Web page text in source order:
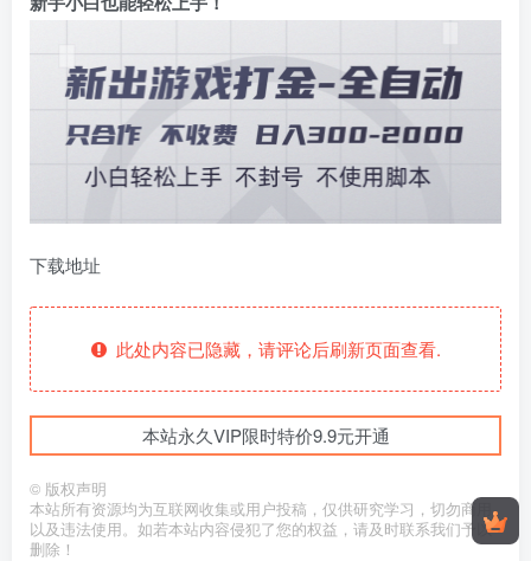
下载地址
此处内容已隐藏，请评论后刷新页面查看.
本站永久VIP限时特价9.9元开通
© 版权声明
本站所有资源均为互联网收集或用户投稿，仅供研究学习，切勿商用
以及违法使用。如若本站内容侵犯了您的权益，请及时联系我们予以
删除！